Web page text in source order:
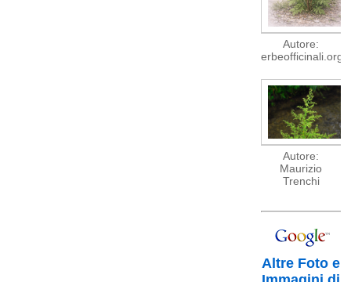
Autore:
erbeofficinali.org
Autore:
Maurizio
Trenchi
Altre Foto e